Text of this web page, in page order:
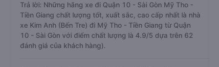
Trả lời: Những hãng xe đi Quận 10 - Sài Gòn Mỹ Tho -
Tiền Giang chất lượng tốt, xuất sắc, cao cấp nhất là nhà
xe Kim Anh (Bến Tre) đi Mỹ Tho - Tiền Giang từ Quận
10 - Sài Gòn với điểm chất lượng là 4.9/5 dựa trên 62
đánh giá của khách hàng).